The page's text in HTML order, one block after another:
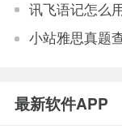
讯飞语记怎么
小站雅思真题
最新软件APP